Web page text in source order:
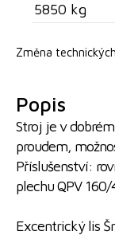
5850 kg
Změna
Popis
Stroj je v
proudem,
Příslušenství:
plechu QPV 160/
Excentrický lis